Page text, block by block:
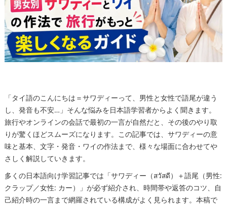
「タイ語のこんにちは＝サワディーって、男性と女性で語尾が違う
し、発音も不安…」そんな悩みを日本語学習者からよく聞きます。
旅行やオンラインの会話で最初の一言が自然だと、その後のやり取
りが驚くほどスムーズになります。この記事では、サワディーの意
味と基本、文字・発音・ワイの作法まで、様々な場面に合わせてや
さしく解説していきます。
多くの日本語向け学習記事では「サワディー（สวัสดี）＋語尾（男性:
クラップ／女性: カー）」が必ず紹介され、時間帯や返答のコツ、自
己紹介時の一言まで網羅されている構成がよく見られます。本稿で